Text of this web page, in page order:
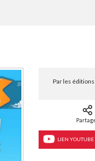
Par les
LIEN YOUTUBE